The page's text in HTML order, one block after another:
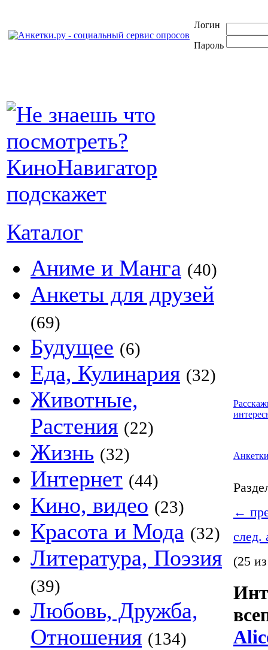
Логин
Пароль
Каталог
Аниме и Манга (40)
Анкеты для друзей
(69)
Будущее (6)
Еда, Кулинария (32)
Животные,
Растения (22)
Жизнь (32)
Интернет (44)
Кино, видео (23)
Красота и Мода (32)
Литература, Поэзия
(39)
Любовь, Дружба,
Отношения (134)
←
след.
(25